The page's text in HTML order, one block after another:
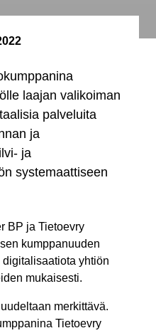
laajan valikoiman
palveluita
ja
ja
systemaattiseen
BP ja Tietoevry
kumppanuuden
yhtiön
mukaisesti.
merkittävä.
Tietoevry